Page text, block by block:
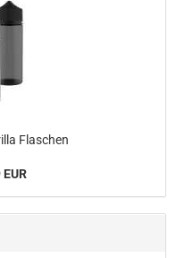
Flaschen